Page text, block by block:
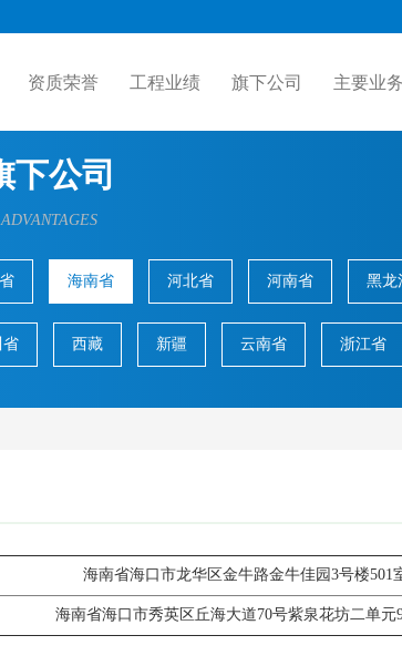
资质荣誉 工程业绩 旗下公司 主要业务
下公司
ADVANTAGES
海南省 河北省 河南省 黑龙
省 西藏 新疆 云南省 浙江省
海南省海口市龙华区金牛路金牛佳园3号楼501
海南省海口市秀英区丘海大道70号紫泉花坊二单元